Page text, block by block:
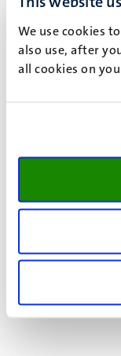
We use cookies
also use, after
all cookies on